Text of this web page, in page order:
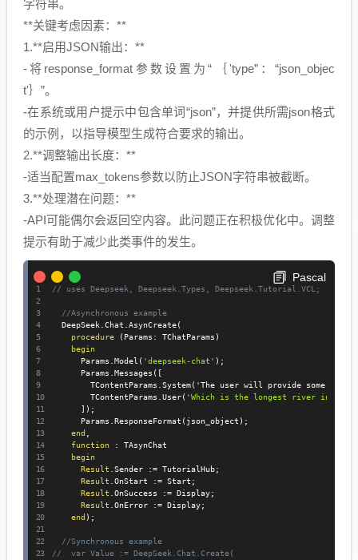
字符串。
**关键考虑因素：**
1.**启用JSON输出：**
-将response_format参数设置为“｛'type”：“json_objec
t'｝”。
-在系统或用户提示中包含单词“json”，并提供所需json格式
的示例，以指导模型生成符合要求的输出。
2.**调整输出长度：**
-适当配置max_tokens参数以防止JSON字符串被截断。
3.**处理潜在问题：**
-API可能偶尔会返回空内容。此问题正在积极优化中。调整
提示有助于减少此类事件的发生。
Pascal
// uses Deepseek, Deepseek.Types, Deepseek.Tutorial.VCL;
//Asynchronous example
  DeepSeek
Chat AsynCreate(
procedure
( Params : TChatParams )
begin
      Params
Model ( 'deepseek-chat' ) ;
      Params
Messages ( [
        TContentParams
System( 'The user will provide some exam
        TContentParams
User( 'Which is the longest river in the
] ) ;
      Params
ResponseFormat ( json_object ) ;
end
function
:
TAsynChat
begin
Result
Sender := TutorialHub;
Result
OnStart := Start ;
Result
OnSuccess := Display;
Result
OnError := Display;
end ) ;
//Synchronous example
//  var Value := DeepSeek.Chat.Create(